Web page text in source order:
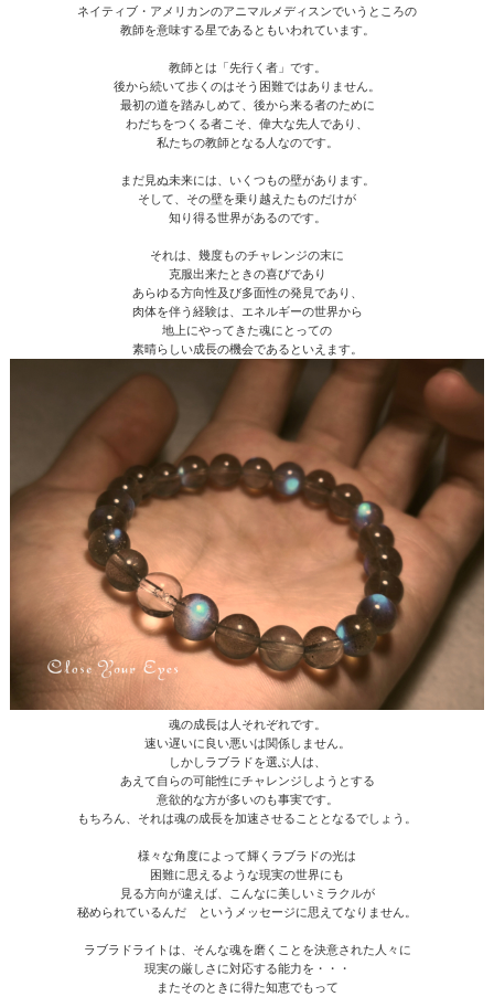
ネイティブ・アメリカンのアニマルメディスンでいうところの
教師を意味する星であるともいわれています。
教師とは「先行く者」です。
後から続いて歩くのはそう困難ではありません。
最初の道を踏みしめて、後から来る者のために
わだちをつくる者こそ、偉大な先人であり、
私たちの教師となる人なのです。
まだ見ぬ未来には、いくつもの壁があります。
そして、その壁を乗り越えたものだけが
知り得る世界があるのです。
それは、幾度ものチャレンジの末に
克服出来たときの喜びであり
あらゆる方向性及び多面性の発見であり、
肉体を伴う経験は、エネルギーの世界から
地上にやってきた魂にとっての
素晴らしい成長の機会であるといえます。
魂の成長は人それぞれです。
速い遅いに良い悪いは関係しません。
しかしラブラドを選ぶ人は、
あえて自らの可能性にチャレンジしようとする
意欲的な方が多いのも事実です。
もちろん、それは魂の成長を加速させることとなるでしょう。
様々な角度によって輝くラブラドの光は
困難に思えるような現実の世界にも
見る方向が違えば、こんなに美しいミラクルが
秘められているんだ というメッセージに思えてなりません。
ラブラドライトは、そんな魂を磨くことを決意された人々に
現実の厳しさに対応する能力を・・・
またそのときに得た知恵でもって